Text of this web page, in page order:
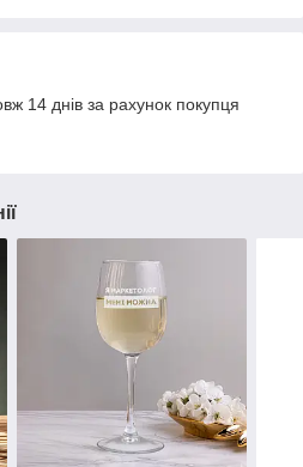
14 днів за рахунок покупця